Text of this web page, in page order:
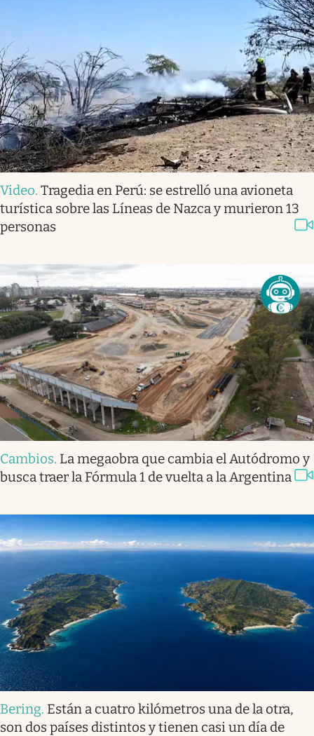
Video. Tragedia en Perú: se estrelló una avioneta
turística sobre las Líneas de Nazca y murieron 13
personas
Cambios. La megaobra que cambia el Autódromo y
busca traer la Fórmula 1 de vuelta a la Argentina
Bering. Están a cuatro kilómetros una de la otra,
son dos países distintos y tienen casi un día de